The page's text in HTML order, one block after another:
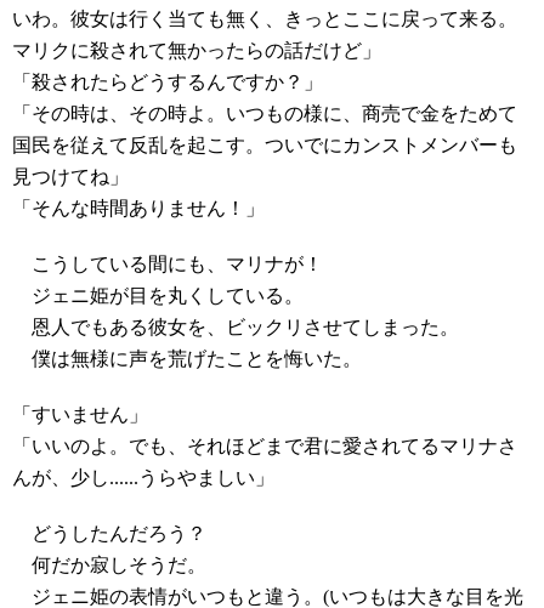
いわ。彼女は行く当ても無く、きっとここに戻って来る。
マリクに殺されて無かったらの話だけど」
「殺されたらどうするんですか？」
「その時は、その時よ。いつもの様に、商売で金をためて
国民を従えて反乱を起こす。ついでにカンストメンバーも
見つけてね」
「そんな時間ありません！」
こうしている間にも、マリナが！
ジェニ姫が目を丸くしている。
恩人でもある彼女を、ビックリさせてしまった。
僕は無様に声を荒げたことを悔いた。
「すいません」
「いいのよ。でも、それほどまで君に愛されてるマリナさ
んが、少し......うらやましい」
どうしたんだろう？
何だか寂しそうだ。
ジェニ姫の表情がいつもと違う。(いつもは大きな目を光